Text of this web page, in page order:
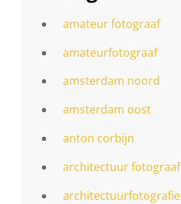
amateur fotograaf
amateurfotograaf
amsterdam noord
amsterdam oost
anton corbijn
architectuur fotograaf
architectuurfotografie